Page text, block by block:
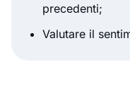
precedenti;
Valutare il